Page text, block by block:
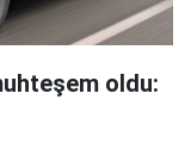
oldu: